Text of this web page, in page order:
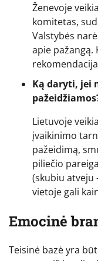
Ženevoje
komitetas,
Valstybės
apie pažangą.
Ką daryti, jei
Lietuvoje
įvaikinimo
pažeidimą,
piliečio
(skubiu atveju
vietoje gali
Emocinė
Teisinė bazė yra